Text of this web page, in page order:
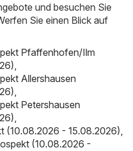
und besuchen Sie
Sie einen Blick auf
Pfaffenhofen/Ilm
,
Allershausen
,
Petershausen
,
(10.08.2026 - 15.08.2026),
(10.08.2026 -